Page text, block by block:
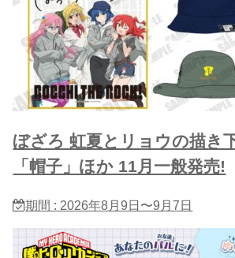
ぼざろ 虹夏とリョウの描き
「帽子」ほか 11月一般発売!
期間 : 2026年8月9日〜9月7日